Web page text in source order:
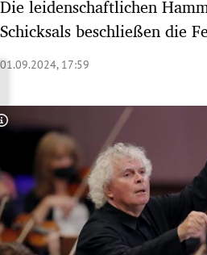
Untermenü
Untermenü
Untermenü
Untermenü
Die leidenschaftlichen
Schicksals beschließen die
01.09.2024, 17:59
Copyright-Hinweis öffnen/schließen